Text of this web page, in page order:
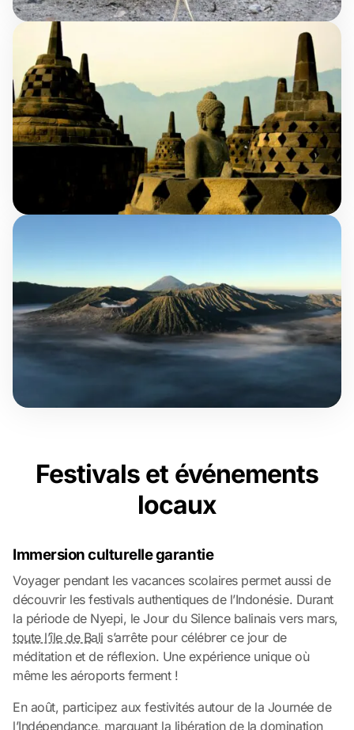
Festivals et événements
locaux
Immersion culturelle garantie
Voyager pendant les vacances scolaires permet aussi de
découvrir les festivals authentiques de l’Indonésie. Durant
la période de Nyepi, le Jour du Silence balinais vers mars,
toute l’île de Bali s’arrête pour célébrer ce jour de
méditation et de réflexion. Une expérience unique où
même les aéroports ferment !
En août, participez aux festivités autour de la Journée de
l’Indépendance, marquant la libération de la domination